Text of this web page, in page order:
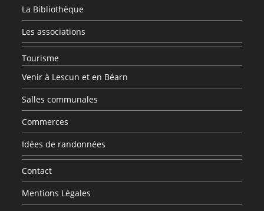
La Bibliothèque
Les associations
Tourisme
Venir à Lescun et en Béarn
Salles communales
Commerces
Idées de randonnées
Contact
Mentions Légales